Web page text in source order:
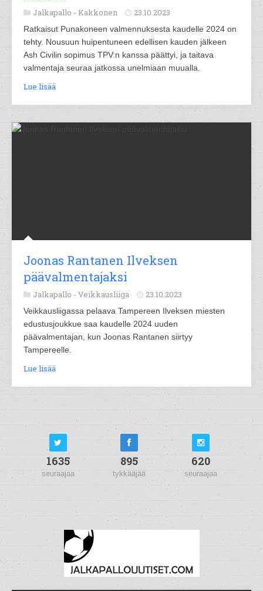
Jalkapallo - Kakkonen 23.10.2023
Ratkaisut Punakoneen valmennuksesta kaudelle 2024 on
tehty. Nousuun huipentuneen edellisen kauden jälkeen
Ash Civilin sopimus TPV:n kanssa päättyi, ja taitava
valmentaja seuraa jatkossa unelmiaan muualla.
Lue lisää
Joonas Rantanen Ilveksen
päävalmentajaksi
Jalkapallo - Veikkausliiga 23.10.2023
Veikkausliigassa pelaava Tampereen Ilveksen miesten
edustusjoukkue saa kaudelle 2024 uuden
päävalmentajan, kun Joonas Rantanen siirtyy
Tampereelle.
Lue lisää
1635
seuraajaa
895
tykkääjää
620
seuraajaa